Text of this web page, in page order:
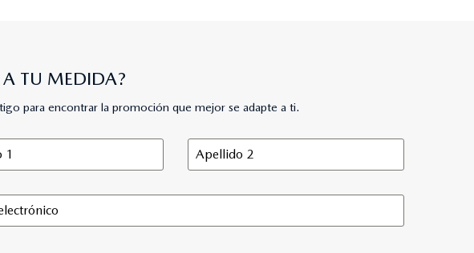
A TU MEDIDA?
para encontrar la promoción que mejor se adapte a ti.